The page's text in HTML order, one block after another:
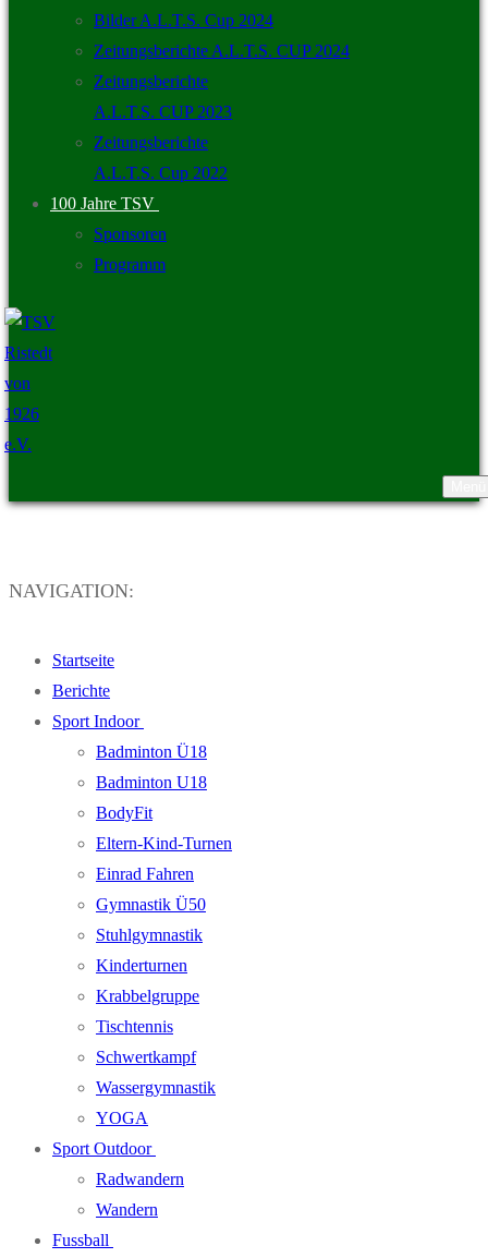
Bilder A.L.T.S. Cup 2024
Zeitungsberichte A.L.T.S. CUP 2024
Zeitungsberichte
A.L.T.S. CUP 2023
Zeitungsberichte
A.L.T.S. Cup 2022
100 Jahre TSV
Sponsoren
Programm
NAVIGATION:
Startseite
Berichte
Sport Indoor
Badminton Ü18
Badminton U18
BodyFit
Eltern-Kind-Turnen
Einrad Fahren
Gymnastik Ü50
Stuhlgymnastik
Kinderturnen
Krabbelgruppe
Tischtennis
Schwertkampf
Wassergymnastik
YOGA
Sport Outdoor
Radwandern
Wandern
Fussball